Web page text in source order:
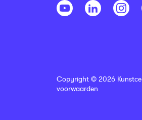
Copyright © 2026
voorwaarden